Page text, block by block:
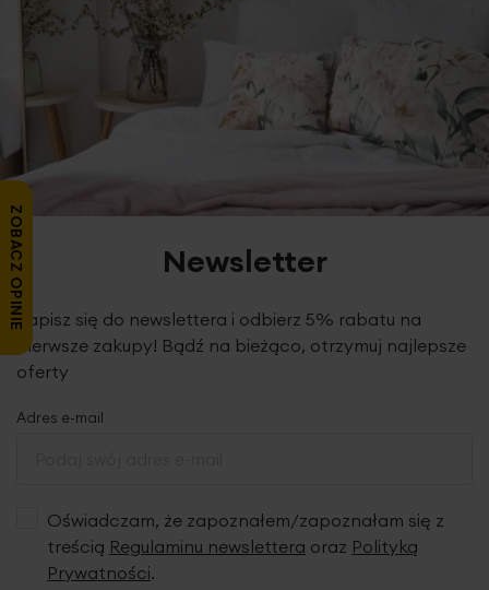
Newsletter
Zapisz się do newslettera i odbierz 5% rabatu na
pierwsze zakupy! Bądź na bieżąco, otrzymuj najlepsze
oferty
Adres e-mail
Oświadczam, że zapoznałem/zapoznałam się z
treścią Regulaminu newslettera oraz Polityką
Prywatności.
ZOBACZ OPINIE